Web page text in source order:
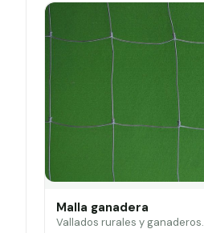
Malla ganadera
Vallados rurales y ganaderos.